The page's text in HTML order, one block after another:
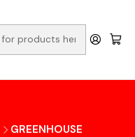
GREENHOUSE